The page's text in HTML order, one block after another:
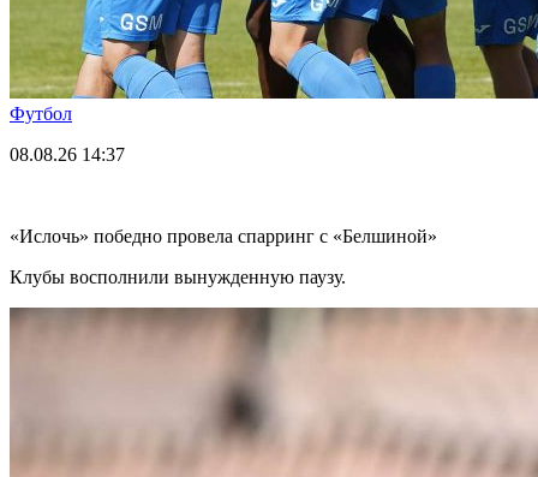
Футбол
08.08.26 14:37
«Ислочь» победно провела спарринг с «Белшиной»
Клубы восполнили вынужденную паузу.